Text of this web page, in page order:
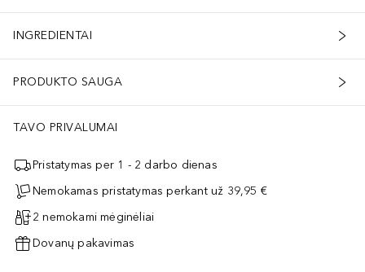
INGREDIENTAI
PRODUKTO SAUGA
TAVO PRIVALUMAI
Pristatymas per 1 - 2 darbo dienas
Nemokamas pristatymas perkant už 39,95 €
2 nemokami mėginėliai
Dovanų pakavimas